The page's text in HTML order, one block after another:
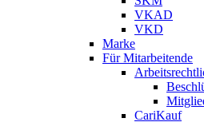
VKAD
VKD
Marke
Für Mitarbeitende
CariKauf